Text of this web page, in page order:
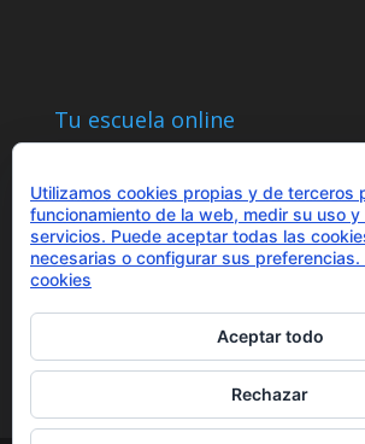
Tu escuela online
¿Hablamos?
Utilizamos cookies propias y de terceros
funcionamiento de la web, medir su uso y
servicios. Puede aceptar todas las
necesarias o configurar sus preferencias.
cookies
Aceptar todo
Rechazar